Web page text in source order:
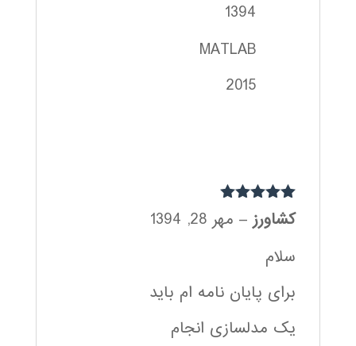
1394
MATLAB
2015
نمره 5از 5کشاورز – مهر 28, 1394
سلام
برای پایان نامه ام باید
یک مدلسازی انجام